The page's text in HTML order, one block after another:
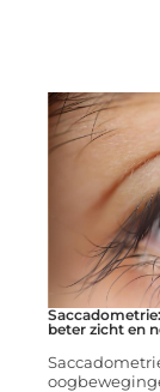
beter zicht en